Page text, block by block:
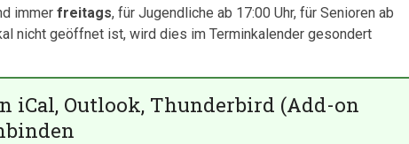
immer freitags, für Jugendliche ab 17:00 Uhr, für Senioren ab
nicht geöffnet ist, wird dies im Terminkalender gesondert
iCal, Outlook, Thunderbird (Add-on